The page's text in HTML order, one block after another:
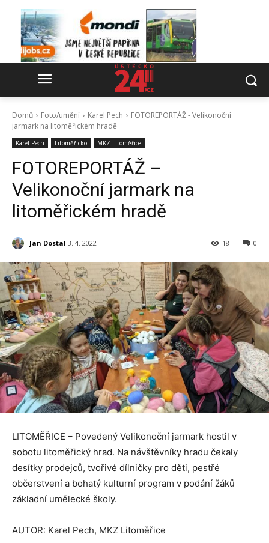
Domů Foto/umění Karel Pech
FOTOREPORTÁŽ - Velikonoční
jarmark na litoměřickém hradě
Karel Pech Litoměřicko MKZ Litoměřice
FOTOREPORTÁŽ –
Velikonoční jarmark na
litoměřickém hradě
Jan Dostal 3. 4. 2022 0
18
LITOMĚŘICE – Povedený Velikonoční jarmark hostil v
sobotu litoměřický hrad. Na návštěvníky hradu čekaly
desítky prodejců, tvořivé dílničky pro děti, pestřé
občerstvení a bohatý kulturní program v podání žáků
základní umělecké školy.
AUTOR: Karel Pech, MKZ Litoměřice